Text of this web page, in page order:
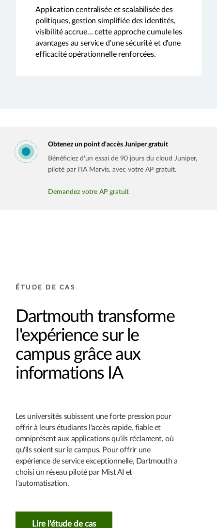
Application centralisée et scalabilisée des
politiques, gestion simplifiée des identités,
visibilité accrue… cette approche cumule les
avantages au service d'une sécurité et d'une
efficacité opérationnelle renforcées.
Obtenez un point d'accès Juniper gratuit
Bénéficiez d'un essai de 90 jours du cloud Juniper,
piloté par l'IA Marvis, avec votre AP gratuit.
Demandez votre AP gratuit
ÉTUDE DE CAS
Dartmouth transforme
l'expérience sur le
campus grâce aux
informations IA
Les universités subissent une forte pression pour
offrir à leurs étudiants l'accès rapide, fiable et
omniprésent aux applications qu'ils réclament, où
qu'ils soient sur le campus. Pour offrir une
expérience de service exceptionnelle, Dartmouth a
choisi un réseau piloté par Mist AI et
l'automatisation.
Lire l'étude de cas